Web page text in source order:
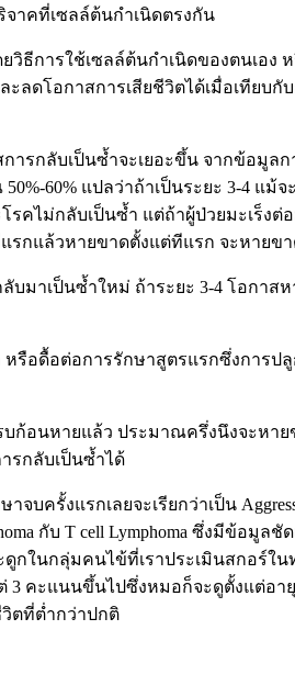
าคที่เซลล์ต้นกำเนิดตรงกัน
การใช้เซลล์ต้นกำเนิดของตนเอง ห
ดโอกาสการเสียชีวิตได้เมื่อเทียบกั
ารกลับเป็นซ้ำจะเยอะขึ้น จากข้อมูล
60% แปลว่าถ้าเป็นระยะ 3-4 แม้
ไม่กลับเป็นซ้ำ แต่ถ้าผู้ป่วยมะเร็งต่
รกแล้วหายขาดตั้งแต่ทีแรก จะหายข
มาเป็นซ้ำใหม่ ถ้าระยะ 3-4 โอกาส
อดื้อต่อการรักษาสูตรแรกซึ่งการป
ก้อนหายแล้ว ประมาณครึ่งนึงจะหา
รกลับเป็นซ้ำได้
รั้งแรกเลยจะเรียกว่าเป็น
กับ T cell Lymphoma ซึ่งมีข้อมูลชั
กในกลุ่มคนไข้ที่เราประเมินสกอร์
คะแนนขึ้นไปซึ่งหมอก็จะดูตั้งแต่อา
วิตที่ต่ำกว่าปกติ